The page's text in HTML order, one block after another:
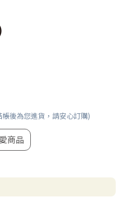
後為您進貨，請安心訂購)
商品